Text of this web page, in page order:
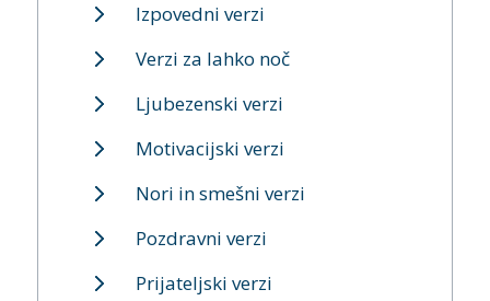
Izpovedni verzi
Verzi za lahko noč
Ljubezenski verzi
Motivacijski verzi
Nori in smešni verzi
Pozdravni verzi
Prijateljski verzi